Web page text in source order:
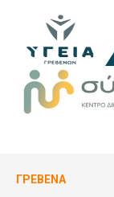
ΓΡΕΒΕΝΆ